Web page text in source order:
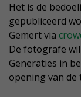
Het is de
gepubliceerd
Gemert via
De fotografe
Generaties in
opening van de